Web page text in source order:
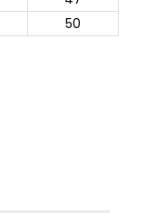
50